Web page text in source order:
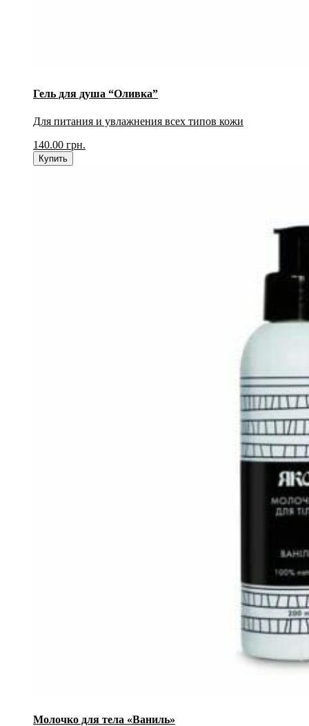
Гель для душа “Оливка”
Для питания и увлажнения всех типов кожи
140.00 грн.
Купить
Молочко для тела «Ваниль»